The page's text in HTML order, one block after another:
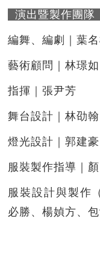
演出暨製作團隊
編舞、編劇｜葉
藝術顧問｜林璟如
指揮｜張尹芳
舞台設計｜林劭翰
燈光設計｜郭建豪
服裝製作指導｜
服裝設計與製作
必勝、楊媜方、